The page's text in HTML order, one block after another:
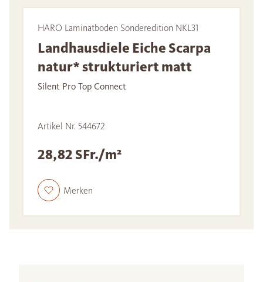
HARO Laminatboden Sonderedition NKL31
Landhausdiele Eiche Scarpa
natur* strukturiert matt
Silent Pro Top Connect
Artikel Nr. 544672
28,82 SFr./m²
Merken